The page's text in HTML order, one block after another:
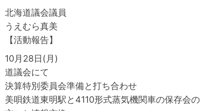
北海道議会議員
うえむら真美
【活動報告】
10月28日(月)
道議会にて
決算特別委員会準備と打ち合わせ
美唄鉄道東明駅と4110形式蒸気機関車の保存会の